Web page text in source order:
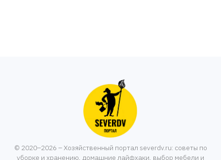
© 2020–2026 – Хозяйственный портал severdv.ru: советы по
уборке и хранению, домашние лайфхаки, выбор мебели и